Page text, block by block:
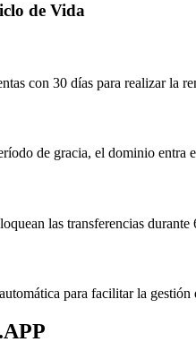
de Vida
con 30 días para realizar la
de gracia, el dominio entra
las transferencias durante
para facilitar la